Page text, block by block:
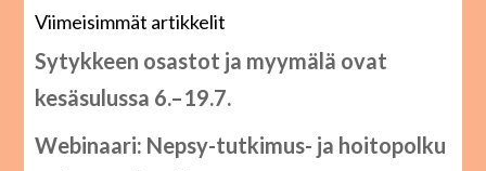
Viimeisimmät artikkelit
Sytykkeen osastot ja myymälä ovat
kesäsulussa 6.–19.7.
Webinaari: Nepsy-tutkimus- ja hoitopolku